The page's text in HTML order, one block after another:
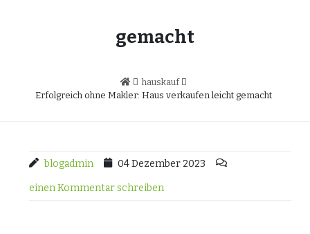
gemacht
hauskauf
Erfolgreich ohne Makler: Haus verkaufen leicht gemacht
blogadmin 04 Dezember 2023
einen Kommentar schreiben